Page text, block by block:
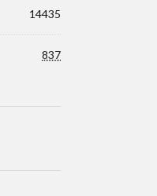
14435
837